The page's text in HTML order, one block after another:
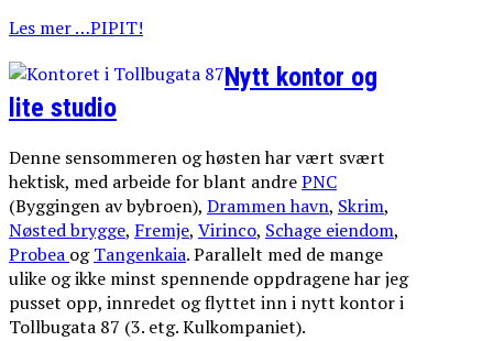
Les mer …PIPIT!
Nytt kontor og
lite studio
Denne sensommeren og høsten har vært svært
hektisk, med arbeide for blant andrePNC
(Byggingen av bybroen), Drammen havn, Skrim,
Nøsted brygge, Fremje, Virinco, Schage eiendom,
Probea ogTangenkaia. Parallelt med de mange
ulike og ikke minst spennende oppdragene har jeg
pusset opp, innredet og flyttet inn i nytt kontor i
Tollbugata 87 (3. etg. Kulkompaniet).